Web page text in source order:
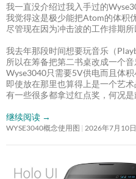
我一直没介绍过我入手过的
我觉得这是极少能把Atom的体积
尽管现在因为冲击波的工作排期所
我去年那段时间想要玩音乐（
所以在筹备把第二书桌改成一个音
Wyse3040只需要5V供电而且体
即使放在那里也算得上是一个艺
有一些很多都拿过红点奖，何况是
继续阅读 →
WYSE3040概念使用图 2026年7月10日